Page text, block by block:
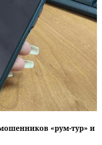
«рум-тур» и